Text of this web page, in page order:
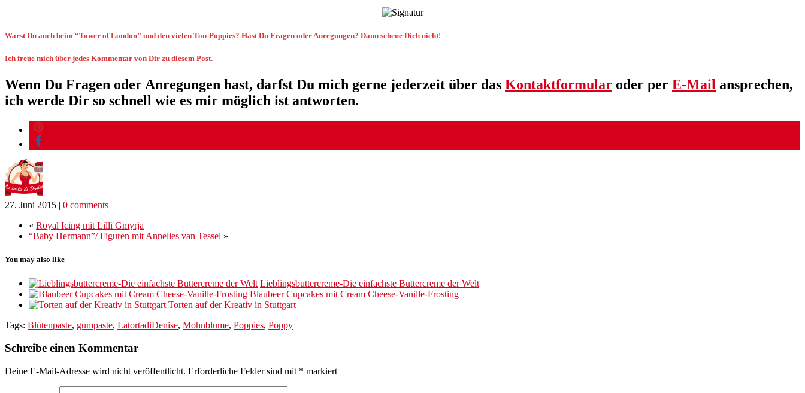
Warst Du auch beim “Tower of London” und den vielen Ton-Poppies? Hast Du Fragen oder Anregungen? Dann scheue Dich nicht!
Ich freue mich über jedes Kommentar von Dir zu diesem Post.
Wenn Du Fragen oder Anregungen hast, darfst Du mich gerne jederzeit über das Kontaktformular oder per E-Mail ansprechen,
ich werde Dir so schnell wie es mir möglich ist antworten.
27. Juni 2015 | 0 comments
« Royal Icing mit Lilli Gmyrja
“Baby Hermann”/ Figuren mit Annelies van Tessel »
You may also like
Lieblingsbuttercreme-Die einfachste Buttercreme der Welt
Blaubeer Cupcakes mit Cream Cheese-Vanille-Frosting
Torten auf der Kreativ in Stuttgart
Tags: Blütenpaste, gumpaste, LatortadiDenise, Mohnblume, Poppies, Poppy
Schreibe einen Kommentar
Deine E-Mail-Adresse wird nicht veröffentlicht. Erforderliche Felder sind mit * markiert